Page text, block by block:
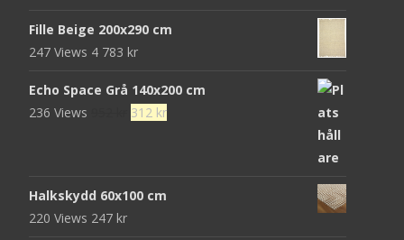
Fille Beige 200x290 cm
247 Views 4 783 kr
Echo Space Grå 140x200 cm
236 Views
Det
952 kr.
312 krDet
Halkskydd 60x100 cm
220 Views 247 kr